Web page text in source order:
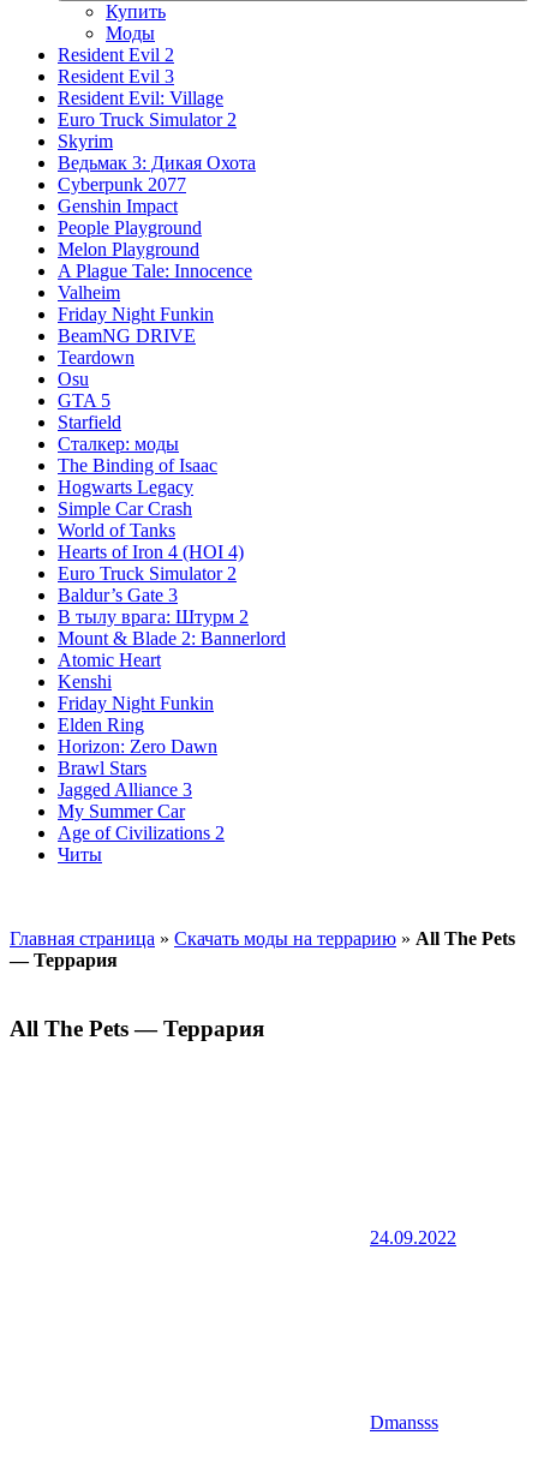
Купить
Моды
Resident Evil 2
Resident Evil 3
Resident Evil: Village
Euro Truck Simulator 2
Skyrim
Ведьмак 3: Дикая Охота
Cyberpunk 2077
Genshin Impact
People Playground
Melon Playground
A Plague Tale: Innocence
Valheim
Friday Night Funkin
BeamNG DRIVE
Teardown
Osu
GTA 5
Starfield
Сталкер: моды
The Binding of Isaac
Hogwarts Legacy
Simple Car Crash
World of Tanks
Hearts of Iron 4 (HOI 4)
Euro Truck Simulator 2
Baldur’s Gate 3
В тылу врага: Штурм 2
Mount & Blade 2: Bannerlord
Atomic Heart
Kenshi
Friday Night Funkin
Elden Ring
Horizon: Zero Dawn
Brawl Stars
Jagged Alliance 3
My Summer Car
Age of Civilizations 2
Читы
Главная страница » Скачать моды на террарию » All The Pets
— Террария
All The Pets — Террария
24.09.2022
Dmansss